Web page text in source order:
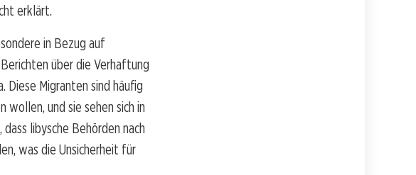
erklärt.
in Bezug auf
über die Verhaftung
Diese Migranten sind häufig
wollen, und sie sehen sich in
libysche Behörden nach
was die Unsicherheit für